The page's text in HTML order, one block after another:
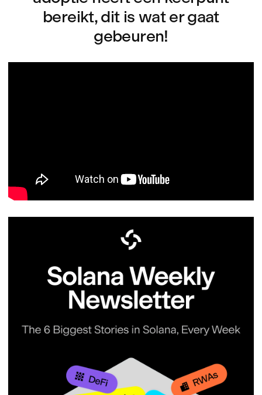
bereikt, dit is wat er gaat
gebeuren!